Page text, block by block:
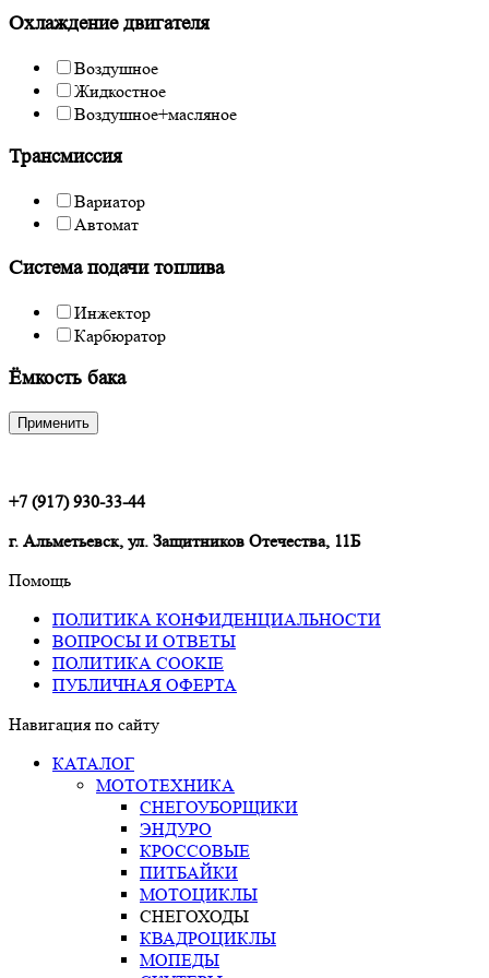
Охлаждение двигателя
Воздушное
Жидкостное
Воздушное+масляное
Трансмиссия
Вариатор
Автомат
Система подачи топлива
Инжектор
Карбюратор
Ёмкость бака
Применить
+7 (917) 930-33-44
г. Альметьевск, ул. Защитников Отечества, 11Б
Помощь
ПОЛИТИКА КОНФИДЕНЦИАЛЬНОСТИ
ВОПРОСЫ И ОТВЕТЫ
ПОЛИТИКА COOKIE
ПУБЛИЧНАЯ ОФЕРТА
Навигация по сайту
КАТАЛОГ
МОТОТЕХНИКА
СНЕГОУБОРЩИКИ
ЭНДУРО
КРОССОВЫЕ
ПИТБАЙКИ
МОТОЦИКЛЫ
СНЕГОХОДЫ
КВАДРОЦИКЛЫ
МОПЕДЫ